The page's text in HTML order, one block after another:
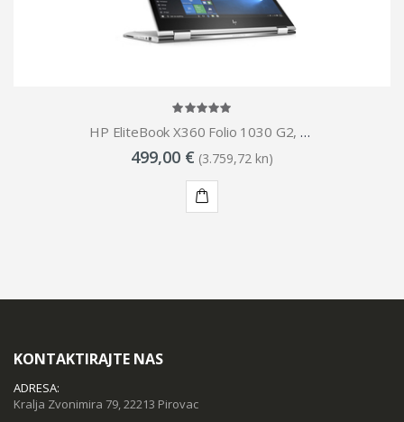
HP EliteBook X360 Folio 1030 G2, Core i5-7300U, 8GB DDR4, 512GB SSD, WinPro
499,00 € (3.759,72 kn)
KONTAKTIRAJTE NAS
ADRESA:
Kralja Zvonimira 79, 22213 Pirovac